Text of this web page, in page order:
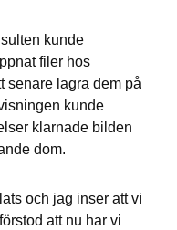
kunde
filer hos
senare lagra dem på
kunde
klarnade bilden
dom.
och jag inser att vi
att nu har vi